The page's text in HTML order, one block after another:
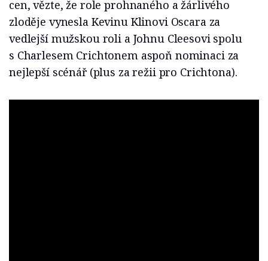
cen, vězte, že role prohnaného a žárlivého
zloděje vynesla Kevinu Klinovi Oscara za
vedlejší mužskou roli a Johnu Cleesovi spolu
s Charlesem Crichtonem aspoň nominaci za
nejlepší scénář (plus za režii pro Crichtona).